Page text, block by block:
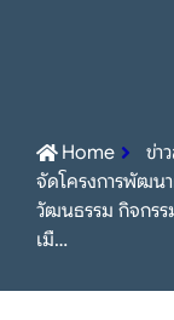
Home
ข่า
จัดโครงการพัฒน
วัฒนธรรม กิจกร
เมื…